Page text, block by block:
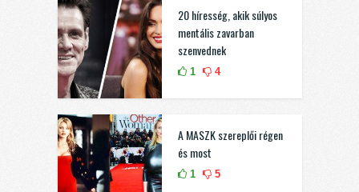
20 híresség, akik súlyos
mentális zavarban
szenvednek
1 4
A MASZK szereplői régen
és most
1 5